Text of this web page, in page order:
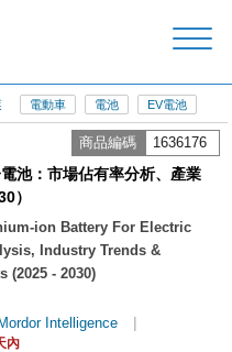
電動車 電池 EV電池
商品編碼 1636176
池：市場佔有率分析、產業
）
ion Battery For Electric
Industry Trends &
(2025 - 2030)
Mordor Intelligence |
內